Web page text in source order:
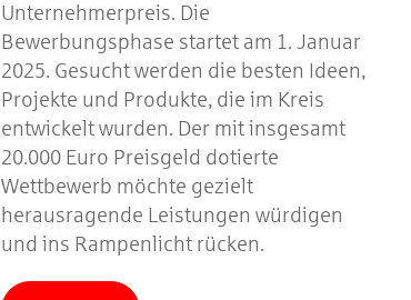
Unternehmerpreis. Die
Bewerbungsphase startet am 1. Januar
2025. Gesucht werden die besten Ideen,
Projekte und Produkte, die im Kreis
entwickelt wurden. Der mit insgesamt
20.000 Euro Preisgeld dotierte
Wettbewerb möchte gezielt
herausragende Leistungen würdigen
und ins Rampenlicht rücken.